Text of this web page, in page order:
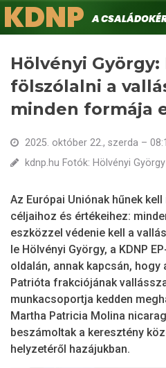
Ugrás
a
Keresés
KDNPA családokért.
Hölvényi
fölszólalni a
minden formája
2025. október 22., szerda –
kdnp.hu Fotók: Hölvényi
Az Európai Uniónak hűnek
céljaihoz és értékeihez:
eszközzel védenie kell a
le Hölvényi György, a KDNP
oldalán, annak kapcsán, hogy
Patrióta frakciójának
munkacsoportja kedden
Martha Patricia Molina
beszámoltak a keresztény
helyzetéről hazájukban.